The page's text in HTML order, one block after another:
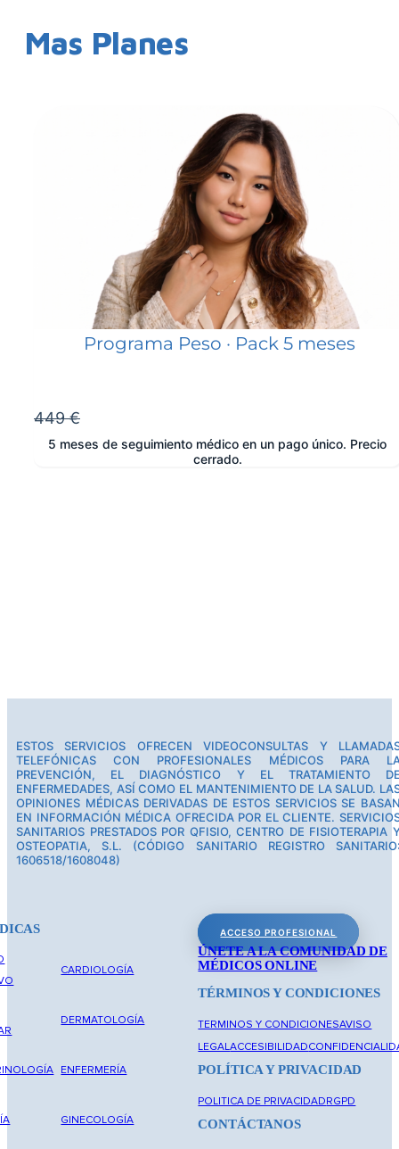
Mas Planes
Programa Peso · Pack 5 meses
449 €
5 meses de seguimiento médico en un pago único. Precio
cerrado.
ESTOS SERVICIOS OFRECEN VIDEOCONSULTAS Y
TELEFÓNICAS CON PROFESIONALES MÉDICOS PARA
PREVENCIÓN, EL DIAGNÓSTICO Y EL TRATAMIENTO
ENFERMEDADES, ASÍ COMO EL MANTENIMIENTO DE LA SALUD.
OPINIONES MÉDICAS DERIVADAS DE ESTOS SERVICIOS SE
EN INFORMACIÓN MÉDICA OFRECIDA POR EL CLIENTE.
SANITARIOS PRESTADOS POR QFISIO, CENTRO DE FISIOTERAPIA
OSTEOPATIA, S.L. (CÓDIGO SANITARIO REGISTRO
1606518/1608048)
CARDIOLOGÍA
DERMATOLOGÍA
ENFERMERÍA
GINECOLOGÍA
ACCESO PROFESIONAL
ÚNETE A LA COMUNIDAD DE
MÉDICOS ONLINE
TÉRMINOS Y CONDICIONES
TERMINOS Y CONDICIONESAVISO
LEGALACCESIBILIDAD
POLÍTICA Y PRIVACIDAD
POLITICA DE PRIVACIDADRGPD
CONTÁCTANOS